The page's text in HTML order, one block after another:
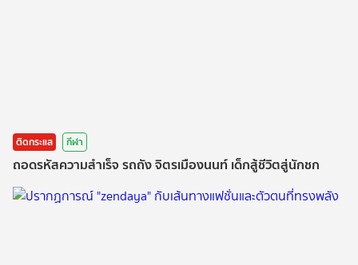
ติดกระแส กีฬา
ถอดรหัสความสำเร็จ รถถัง จิตรเมืองนนท์ เด็กสู้ชีวิตสู่นักชก